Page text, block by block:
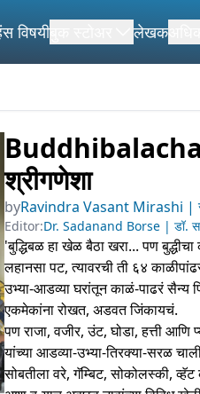
विषयी लेखक
Buddhibalacha
श्रीगणेशा
byRavindra Vasant Mirashi |
Editor:Dr. Sadanand Borse | डॉ.
'बुद्धिबळ हा खेळ बैठा खरा... पण
लहानसा पट, त्यावरची ती ६४
उभ्या-आडव्या घरांतून काळं-पाढरं सैन्य
एकमेकांना रोखत, अडवत जिंकायचं.
पण राजा, वजीर, उंट, घोडा, हत्ती आणि
यांच्या आडव्या-उभ्या-तिरक्या-सरळ
सोबतीला वरे, गॅम्बिट, सोकोलस्की,